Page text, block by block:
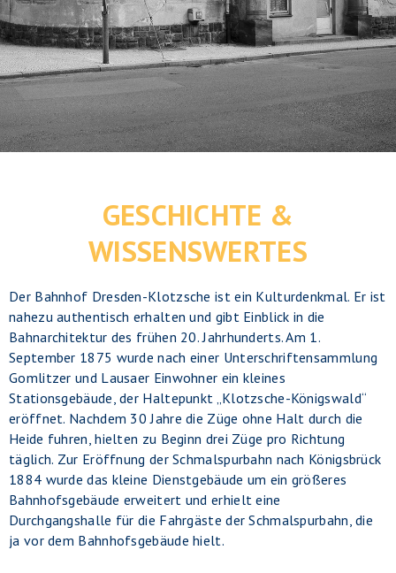
GESCHICHTE &
WISSENSWERTES
Der Bahnhof Dresden-Klotzsche ist ein Kulturdenkmal. Er ist
nahezu authentisch erhalten und gibt Einblick in die
Bahnarchitektur des frühen 20. Jahrhunderts. Am 1.
September 1875 wurde nach einer Unterschriftensammlung
Gomlitzer und Lausaer Einwohner ein kleines
Stationsgebäude, der Haltepunkt „Klotzsche-Königswald“
eröffnet. Nachdem 30 Jahre die Züge ohne Halt durch die
Heide fuhren, hielten zu Beginn drei Züge pro Richtung
täglich. Zur Eröffnung der Schmalspurbahn nach Königsbrück
1884 wurde das kleine Dienstgebäude um ein größeres
Bahnhofsgebäude erweitert und erhielt eine
Durchgangshalle für die Fahrgäste der Schmalspurbahn, die
ja vor dem Bahnhofsgebäude hielt.